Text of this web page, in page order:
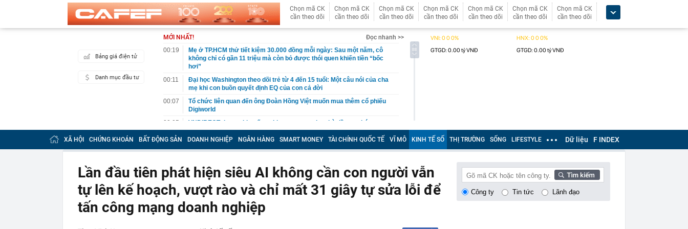
Chọn mã CK
cần theo dõi
Chọn mã CK
cần theo dõi
Chọn mã CK
cần theo dõi
Chọn mã CK
cần theo dõi
Chọn mã CK
cần theo dõi
Chọn mã CK
cần theo dõi
Chọn mã CK
cần theo dõi
Bảng giá điện tử
Danh mục đầu tư
MỚI NHẤT!
Đọc nhanh >>
00:19
Mẹ ở TP.HCM thử tiết kiệm 30.000 đồng mỗi ngày: Sau một năm, cô
không chỉ có gần 11 triệu mà còn bỏ được thói quen khiến tiền “bốc
hơi”
00:11
Đại học Washington theo dõi trẻ từ 4 đến 15 tuổi: Một câu nói của cha
mẹ khi con buồn quyết định EQ của con cả đời
00:07
Tổ chức liên quan đến ông Đoàn Hồng Việt muốn mua thêm cổ phiếu
Digiworld
00:05
VNDIRECT đưa ra khuyến nghị quan trọng cho nhà đầu tư chứng
khoán
Doanh nghiệp Việt Nam có doanh thu lớn hơn Vingroup, Petrolimex,
đăng ký vào nhóm 500 doanh nghiệp lớn nhất thế giới
00:03
Lịch chốt quyền cổ tức tuần 10-14/8: Một ngân hàng lớn "lăn chốt", cổ
tức tiền mặt cao nhất 100%
00:02
"Sự thật" về đại gia tâm linh Xuân Trường
Chuyên gia chỉ ra một tín hiệu quan trọng cho thấy VN-Index sắp bước
vào nhịp sóng mới
XÃ HỘI CHỨNG KHOÁN BẤT ĐỘNG SẢN DOANH NGHIỆP NGÂN HÀNG SMART MONEY TÀI CHÍNH QUỐC TẾ VĨ MÔ KINH TẾ SỐ THỊ TRƯỜNG SỐNG LIFESTYLE Dữ liệu F INDEX
Lần đầu tiên phát hiện siêu AI không cần con người vẫn
tự lên kế hoạch, vượt rào và chỉ mất 31 giây tự sửa lỗi để
tấn công mạng doanh nghiệp
Công ty Tin tức Lãnh đạo